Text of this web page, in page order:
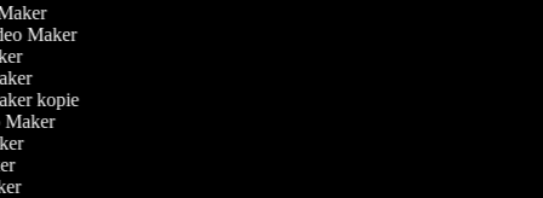
Maker
kopie
Maker